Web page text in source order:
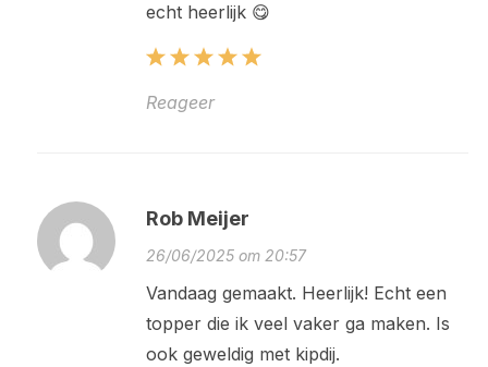
echt heerlijk 😋
Reageer
Rob Meijer
26/06/2025 om 20:57
Vandaag gemaakt. Heerlijk! Echt een
topper die ik veel vaker ga maken. Is
ook geweldig met kipdij.